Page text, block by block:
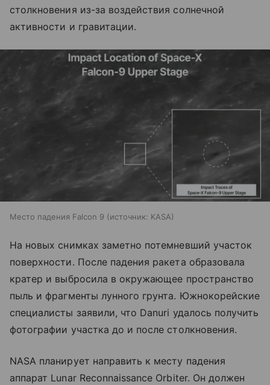
столкновения из-за воздействия солнечной
активности и гравитации.
Место падения Falcon 9 источник: KASA
На новых снимках заметно потемневший участок
поверхности. После падения ракета образовала
кратер и выбросила в окружающее пространство
пыль и фрагменты лунного грунта. Южнокорейские
специалисты заявили, что Danuri удалось получить
фотографии участка до и после столкновения.
NASA планирует направить к месту падения
аппарат Lunar Reconnaissance Orbiter. Он должен